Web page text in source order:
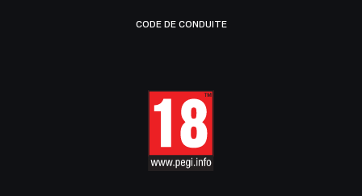
CODE DE CONDUITE